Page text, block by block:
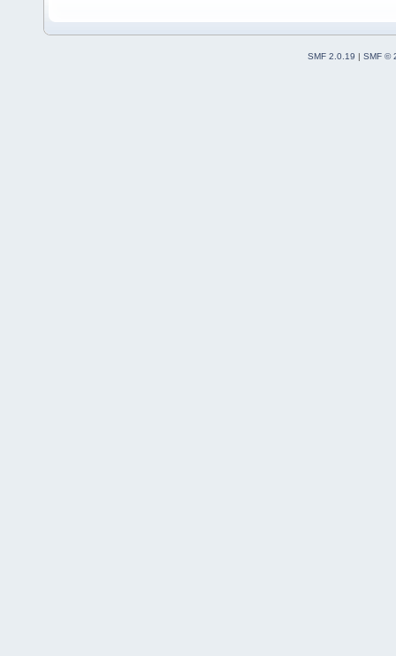
SMF 2.0.19 | SMF ©